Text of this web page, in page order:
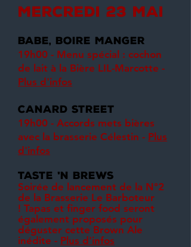
mercredi 23 mai
Babe, boire manger
19h00 - Menu spécial : cochon
de lait à la Bière LIL-Marcotte -
Plus d'infos
canard street
19h00 - Accords mets bières
avec la brasserie Célestin - Plus
d'infos
taste 'n brews
Soirée de lancement de la N°2
de la Brasserie Le Barboteur
! Tapas et finger food seront
également proposés pour
déguster cette Brown Ale
inédite - Plus d'infos